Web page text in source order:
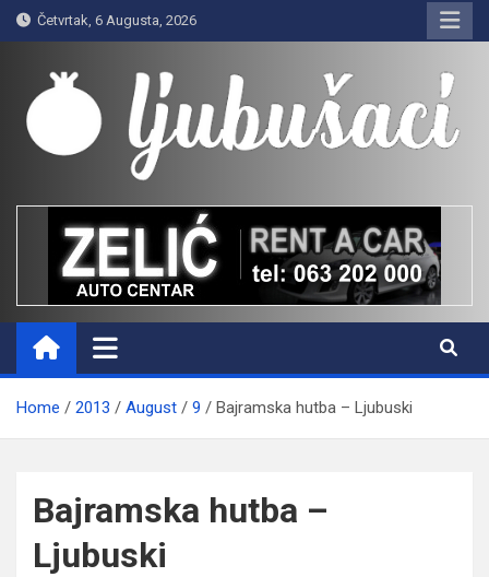
Skip
to
content
Četvrtak, 6 Augusta, 2026
Ljubušaci
Svom voljenom gradu
Home 2013 August 9 Bajramska hutba – Ljubuski
Bajramska hutba –
Ljubuski